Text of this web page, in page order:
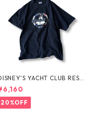
YACHT CLUB RESO
Tee
20%OFF